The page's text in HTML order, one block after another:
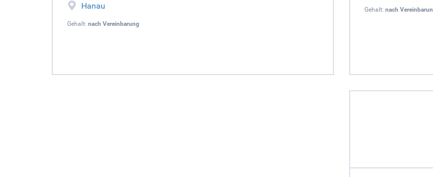
Hanau
Gehalt: nach Vereinbarung
Gehalt: nach